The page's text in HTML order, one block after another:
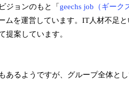
ジョンのもと「 geechs job（ギーク
ムを運営しています。IT人材不足
提案しています。
あるようですが、グループ全体と